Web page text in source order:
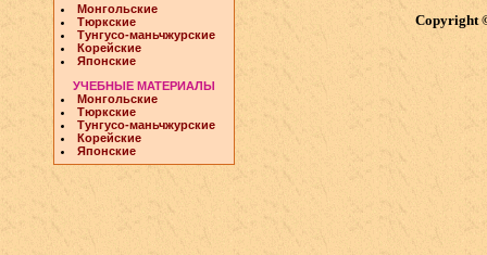
Монгольские
Тюркские
Тунгусо-маньчжурские
Корейские
Японские
УЧЕБНЫЕ МАТЕРИАЛЫ
Монгольские
Тюркские
Тунгусо-маньчжурские
Корейские
Японские
Copyright